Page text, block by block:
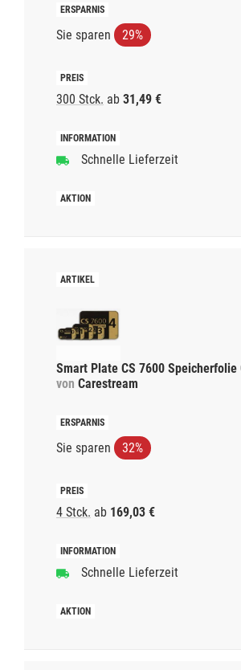
Sie sparen 29%
300 Stck. ab 31,49 €
Schnelle Lieferzeit
Smart Plate CS 7600 Speicherfolie
von Carestream
Sie sparen 32%
4 Stck. ab 169,03 €
Schnelle Lieferzeit